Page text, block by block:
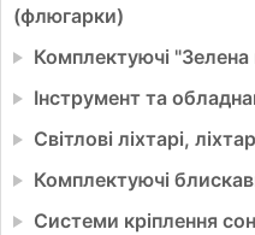
(флюгарки)
Комплектуючі "Зелена
Інструмент та
Світлові ліхтарі,
Комплектуючі
Системи кріплення